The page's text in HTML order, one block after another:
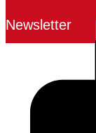
Newsletter